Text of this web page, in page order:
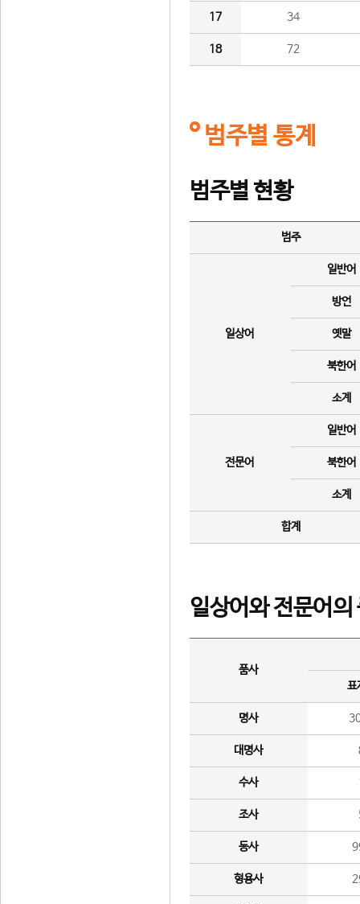
17 34
18 72
범주별 통계
범주별 현황
범주
일상어
일반어
방언
옛말
북한어
소계
전문어
일반어
북한어
소계
합계
일상어와 전문어의
품사
표
명사
대명사
수사
조사
동사
형용사